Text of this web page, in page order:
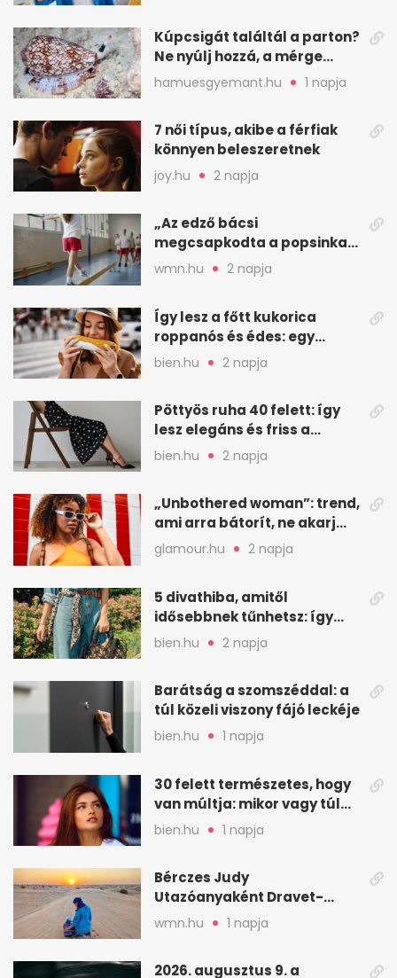
Kúpcsigát találtál a parton?
Ne nyúlj hozzá, a mérge
halálos is lehet
hamuesgyemant.hu 1 napja
7 női típus, akibe a férfiak
könnyen beleszeretnek
joy.hu 2 napja
„Az edző bácsi
megcsapkodta a popsinkat”
– Klára nyári táboros
wmn.hu 2 napja
Így lesz a főtt kukorica
roppanós és édes: egy
zöldséges trükkje
bien.hu 2 napja
Pöttyös ruha 40 felett: így
lesz elegáns és friss a
kedvenc minta
bien.hu 2 napja
„Unbothered woman”: trend,
ami arra bátorít, ne akarj
mindenkinek megfelelni
glamour.hu 2 napja
5 divathiba, amitől
idősebbnek tűnhetsz: így
frissíts a megjelenéseden
bien.hu 2 napja
Barátság a szomszéddal: a
túl közeli viszony fájó leckéje
bien.hu 1 napja
30 felett természetes, hogy
van múltja: mikor vagy túl
válogatós?
bien.hu 1 napja
Bérczes Judy
Utazóanyaként Dravet-
szindrómás kislányával is
wmn.hu 1 napja
2026. augusztus 9. a